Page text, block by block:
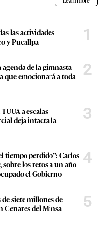
las actividades
y Pucallpa
1
agenda de la gimnasta
que emocionará a toda
2
a escalas
deja intacta la
3
tiempo perdido”: Carlos
sobre los retos a un año
el Gobierno
4
siete millones de
Cenares del Minsa
5